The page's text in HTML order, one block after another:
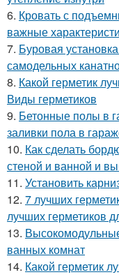
6. Кровать с
важные
7. Буровая
самодельных
8. Какой герметик
Виды герметиков
9. Бетонные полы в
заливки пола в
10. Как сделать
стеной и ванной и
11. Установить
12. 7 лучших
лучших герметиков
13.
ванных комнат
14. Какой герметик